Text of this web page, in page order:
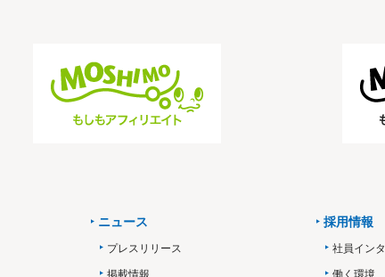
ニュース
プレスリリース
掲載情報
採用情報
社員イン
働く環境